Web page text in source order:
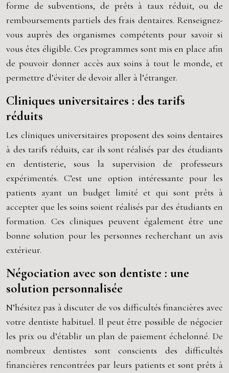
forme de subventions, de prêts à taux réduit, ou de
remboursements partiels des frais dentaires. Renseignez-
vous auprès des organismes compétents pour savoir si
vous êtes éligible. Ces programmes sont mis en place afin
de pouvoir donner accès aux soins à tout le monde, et
permettre d’éviter de devoir aller à l’étranger.
Cliniques universitaires : des tarifs
réduits
Les cliniques universitaires proposent des soins dentaires
à des tarifs réduits, car ils sont réalisés par des étudiants
en dentisterie, sous la supervision de professeurs
expérimentés. C’est une option intéressante pour les
patients ayant un budget limité et qui sont prêts à
accepter que les soins soient réalisés par des étudiants en
formation. Ces cliniques peuvent également être une
bonne solution pour les personnes recherchant un avis
extérieur.
Négociation avec son dentiste : une
solution personnalisée
N’hésitez pas à discuter de vos difficultés financières avec
votre dentiste habituel. Il peut être possible de négocier
les prix ou d’établir un plan de paiement échelonné. De
nombreux dentistes sont conscients des difficultés
financières rencontrées par leurs patients et sont prêts à